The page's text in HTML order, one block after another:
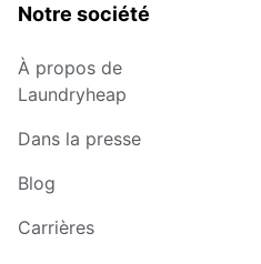
Notre société
À propos de
Laundryheap
Dans la presse
Blog
Carrières